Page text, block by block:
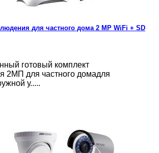
для частного дома 2 MP WiFi + SD
готовый комплект
2МП для частного домадля
у.....